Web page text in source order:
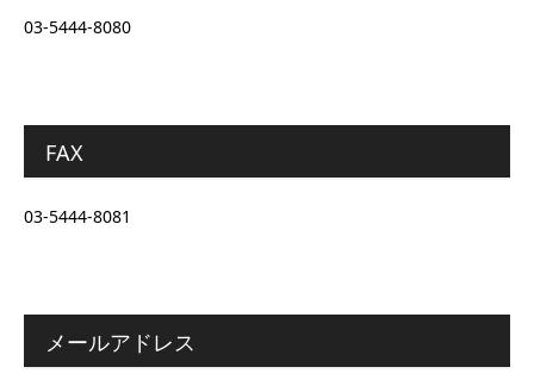
03-5444-8080
FAX
03-5444-8081
メールアドレス